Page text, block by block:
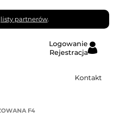
listy partnerów.
Logowanie
Rejestracja
Kontakt
F4